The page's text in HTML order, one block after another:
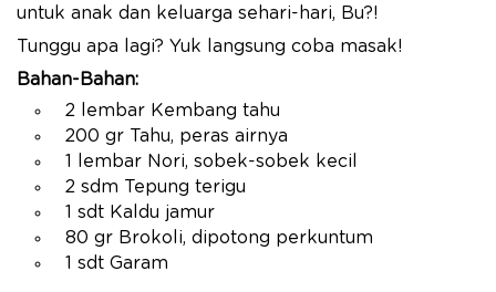
untuk anak dan keluarga sehari-hari, Bu?!
Tunggu apa lagi? Yuk langsung coba masak!
Bahan-Bahan:
2 lembar Kembang tahu
200 gr Tahu, peras airnya
1 lembar Nori, sobek-sobek kecil
2 sdm Tepung terigu
1 sdt Kaldu jamur
80 gr Brokoli, dipotong perkuntum
1 sdt Garam